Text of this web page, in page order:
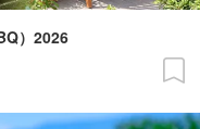
）2026